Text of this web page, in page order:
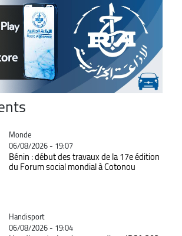
Catégorie
Monde
06/08/2026 - 19:07
Bénin : début des travaux de la 17e édition
du Forum social mondial à Cotonou
Catégorie
Handisport
06/08/2026 - 19:04